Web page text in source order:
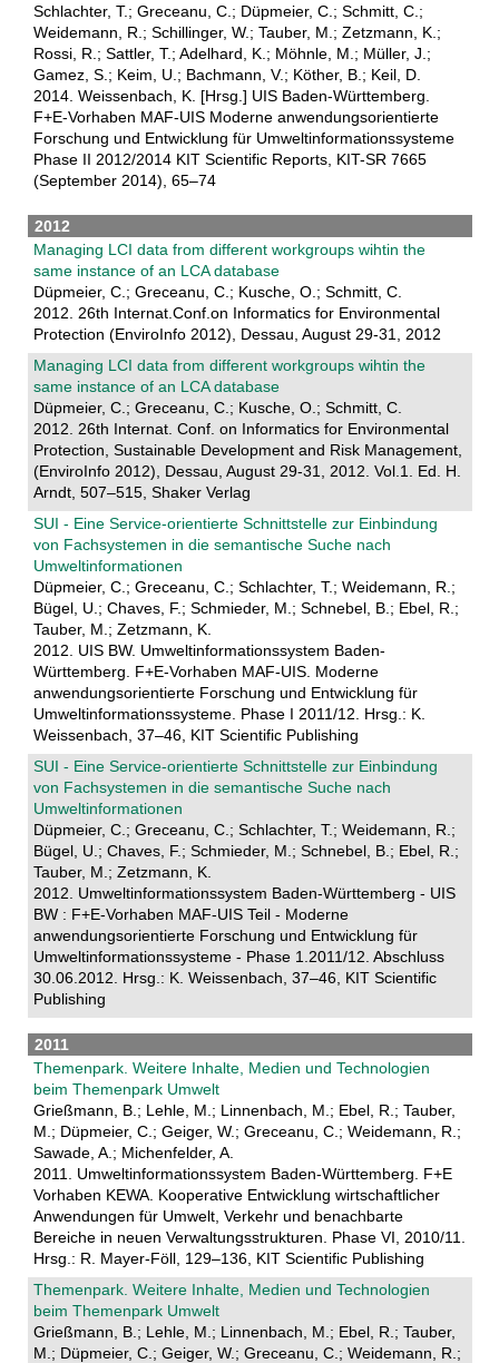
Schlachter, T.; Greceanu, C.; Düpmeier, C.; Schmitt, C.;
Weidemann, R.; Schillinger, W.; Tauber, M.; Zetzmann, K.;
Rossi, R.; Sattler, T.; Adelhard, K.; Möhnle, M.; Müller, J.;
Gamez, S.; Keim, U.; Bachmann, V.; Köther, B.; Keil, D.
2014. Weissenbach, K. [Hrsg.] UIS Baden-Württemberg.
F+E-Vorhaben MAF-UIS Moderne anwendungsorientierte
Forschung und Entwicklung für Umweltinformationssysteme
Phase II 2012/2014 KIT Scientific Reports, KIT-SR 7665
(September 2014), 65–74
2012
Managing LCI data from different workgroups wihtin the
same instance of an LCA database
Düpmeier, C.; Greceanu, C.; Kusche, O.; Schmitt, C.
2012. 26th Internat.Conf.on Informatics for Environmental
Protection (EnviroInfo 2012), Dessau, August 29-31, 2012
Managing LCI data from different workgroups wihtin the
same instance of an LCA database
Düpmeier, C.; Greceanu, C.; Kusche, O.; Schmitt, C.
2012. 26th Internat. Conf. on Informatics for Environmental
Protection, Sustainable Development and Risk Management,
(EnviroInfo 2012), Dessau, August 29-31, 2012. Vol.1. Ed. H.
Arndt, 507–515, Shaker Verlag
SUI - Eine Service-orientierte Schnittstelle zur Einbindung
von Fachsystemen in die semantische Suche nach
Umweltinformationen
Düpmeier, C.; Greceanu, C.; Schlachter, T.; Weidemann, R.;
Bügel, U.; Chaves, F.; Schmieder, M.; Schnebel, B.; Ebel, R.;
Tauber, M.; Zetzmann, K.
2012. UIS BW. Umweltinformationssystem Baden-
Württemberg. F+E-Vorhaben MAF-UIS. Moderne
anwendungsorientierte Forschung und Entwicklung für
Umweltinformationssysteme. Phase I 2011/12. Hrsg.: K.
Weissenbach, 37–46, KIT Scientific Publishing
SUI - Eine Service-orientierte Schnittstelle zur Einbindung
von Fachsystemen in die semantische Suche nach
Umweltinformationen
Düpmeier, C.; Greceanu, C.; Schlachter, T.; Weidemann, R.;
Bügel, U.; Chaves, F.; Schmieder, M.; Schnebel, B.; Ebel, R.;
Tauber, M.; Zetzmann, K.
2012. Umweltinformationssystem Baden-Württemberg - UIS
BW : F+E-Vorhaben MAF-UIS Teil - Moderne
anwendungsorientierte Forschung und Entwicklung für
Umweltinformationssysteme - Phase 1.2011/12. Abschluss
30.06.2012. Hrsg.: K. Weissenbach, 37–46, KIT Scientific
Publishing
2011
Themenpark. Weitere Inhalte, Medien und Technologien
beim Themenpark Umwelt
Grießmann, B.; Lehle, M.; Linnenbach, M.; Ebel, R.; Tauber,
M.; Düpmeier, C.; Geiger, W.; Greceanu, C.; Weidemann, R.;
Sawade, A.; Michenfelder, A.
2011. Umweltinformationssystem Baden-Württemberg. F+E
Vorhaben KEWA. Kooperative Entwicklung wirtschaftlicher
Anwendungen für Umwelt, Verkehr und benachbarte
Bereiche in neuen Verwaltungsstrukturen. Phase VI, 2010/11.
Hrsg.: R. Mayer-Föll, 129–136, KIT Scientific Publishing
Themenpark. Weitere Inhalte, Medien und Technologien
beim Themenpark Umwelt
Grießmann, B.; Lehle, M.; Linnenbach, M.; Ebel, R.; Tauber,
M.; Düpmeier, C.; Geiger, W.; Greceanu, C.; Weidemann, R.;